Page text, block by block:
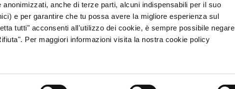
anche di terze parti, alcuni indispensabili per il suo
e per garantire che tu possa avere la migliore esperienza sul
tutti" acconsenti all'utilizzo dei cookie, è sempre possibile negare
Per maggiori informazioni visita la nostra cookie policy
• R.E.A. 372969 • Capitale Sociale € 1.560.000,00 i.v.